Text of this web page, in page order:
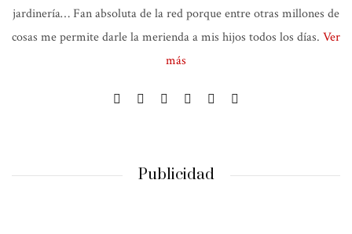
jardinería… Fan absoluta de la red porque entre otras millones de
cosas me permite darle la merienda a mis hijos todos los días. Ver
más
Publicidad